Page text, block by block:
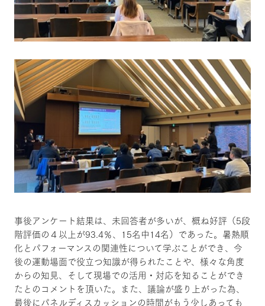
事後アンケート結果は、未回答者が多いが、概ね好評（5段
階評価の４以上が93.4％、15名中14名）であった。暑熱順
化とパフォーマンスの関連性について学ぶことができ、今
後の運動場面で役立つ知識が得られたことや、様々な角度
からの知見、そして現場での活用・対応を知ることができ
たとのコメントを頂いた。また、議論が盛り上がった為、
最後にパネルディスカッションの時間がもう少しあっても